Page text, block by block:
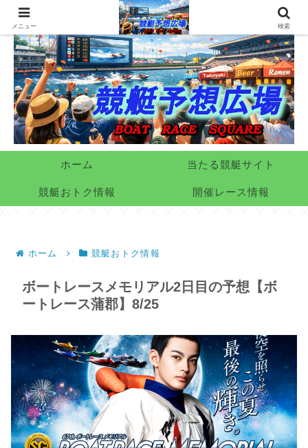
ホーム 当たる競艇サイト
競艇おトク情報 開催レース情報
ホーム 競艇おトク情報
ボートレースメモリアル2日目の予想【ボ
ートレース蒲郡】8/25
メニュー 検索